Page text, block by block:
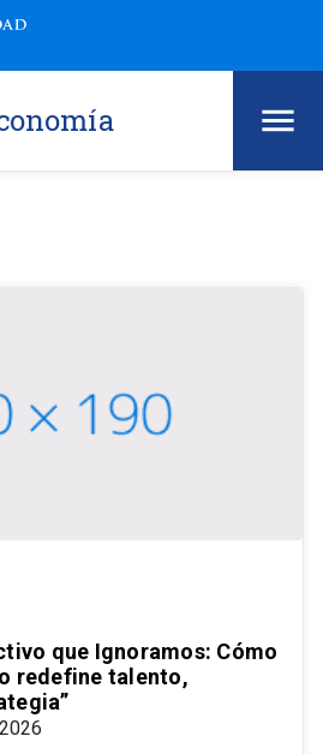
que Ignoramos: Cómo
redefine talento,